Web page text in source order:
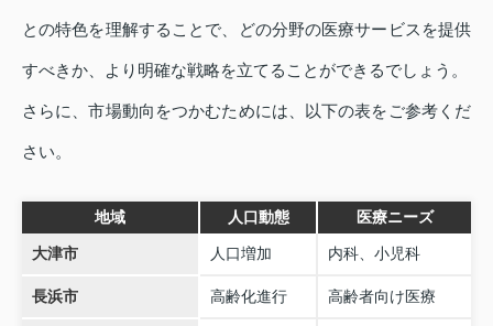
との特色を理解することで、どの分野の医療サービスを提供
すべきか、より明確な戦略を立てることができるでしょう。
さらに、市場動向をつかむためには、以下の表をご参考くだ
さい。
地域 人口動態 医療ニーズ
大津市 人口増加 内科、小児科
長浜市 高齢化進行 高齢者向け医療